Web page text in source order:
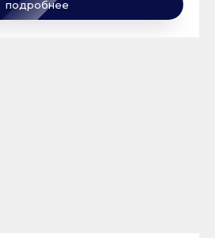
подробнее